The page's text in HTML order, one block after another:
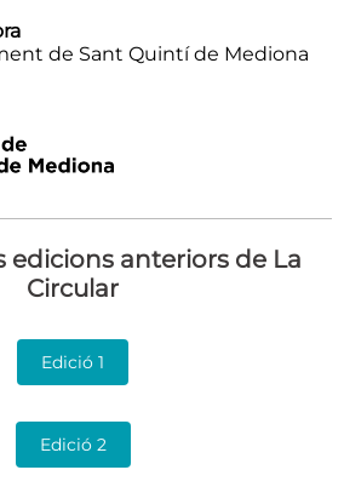
de Sant Quintí de Mediona
edicions anteriors de La
Circular
Edició 1
Edició 2